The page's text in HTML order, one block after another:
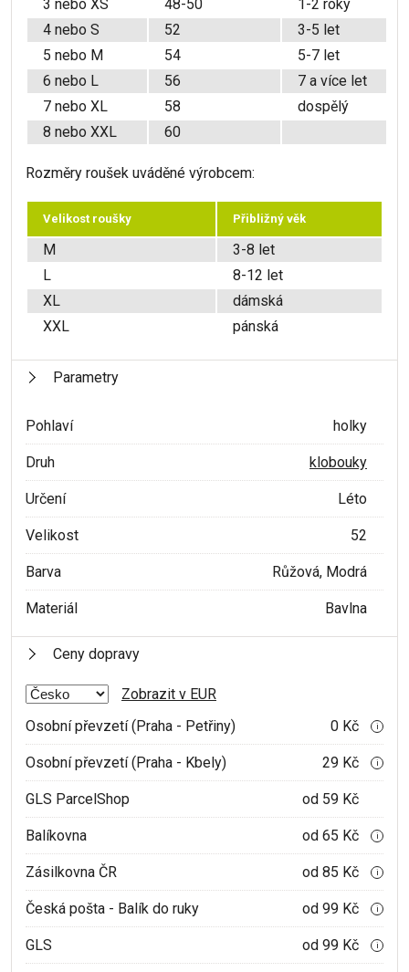
3 nebo XS 48-50
1-2 roky
4 nebo S
52
3-5 let
5 nebo M
54
5-7 let
6 nebo L
56
7 a více let
7 nebo XL
58
dospělý
8 nebo XXL
60
Rozměry roušek uváděné výrobcem:
Velikost roušky Přibližný věk
M
3-8 let
L
8-12 let
XL
dámská
XXL
pánská
Parametry
Pohlaví holky
Druh klobouky
Určení Léto
Velikost 52
Barva Růžová, Modrá
Materiál Bavlna
Ceny dopravy
Zobrazit v EUR
Osobní převzetí (Praha - Petřiny)
0 Kč i
Osobní převzetí (Praha - Kbely) 29 Kč i
GLS ParcelShop od 59 Kč
Balíkovna od 65 Kč i
Zásilkovna ČR od 85 Kč i
Česká pošta - Balík do ruky od 99 Kč i
GLS od 99 Kč i